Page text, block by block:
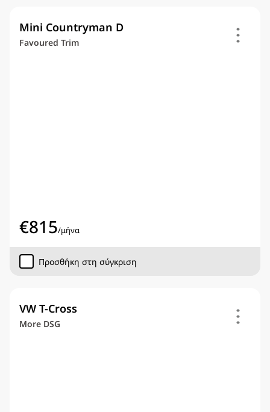
Mini Countryman D
Favoured Trim
€815/μήνα
Προσθήκη στη σύγκριση
VW T-Cross
More DSG